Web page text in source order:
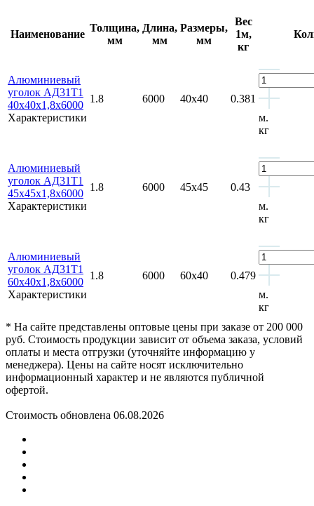
Наименование
Толщина,
мм
Длина,
мм
Размеры,
мм
Вес
1м,
кг
Алюминиевый
уголок АД31Т1
40х40х1,8х6000
Характеристики
1.8 6000 40x40
0.381
м.
кг
Алюминиевый
уголок АД31Т1
45х45х1,8х6000
Характеристики
1.8 6000 45х45
0.43
м.
кг
Алюминиевый
уголок АД31Т1
60х40х1,8х6000
Характеристики
1.8 6000 60х40
0.479
м.
кг
* На сайте представлены оптовые цены при заказе от 200 000
руб. Стоимость продукции зависит от объема заказа, условий
оплаты и места отгрузки (уточняйте информацию у
менеджера). Цены на сайте носят исключительно
информационный характер и не являются публичной
офертой.
Стоимость обновлена 06.08.2026